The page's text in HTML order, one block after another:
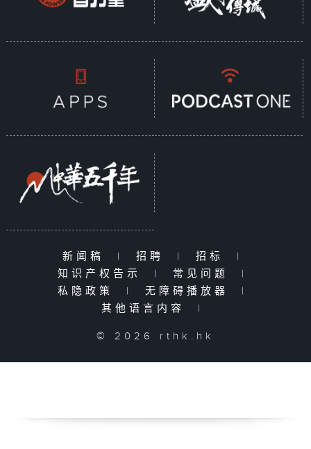
新闻稿 | 招聘 | 招标
|
知识产权告示
| 常见问题
|
私隐政策
| 无障碍播放器
|
其他语言内容
|
© 2026 rthk.hk